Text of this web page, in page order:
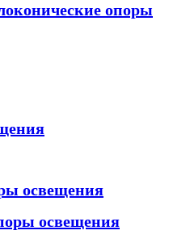
опоры
освещения
освещения